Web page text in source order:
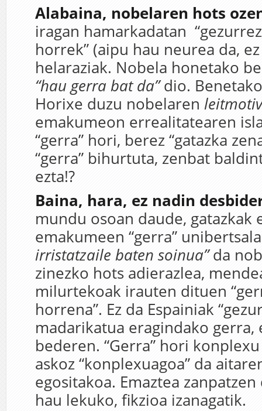
Alabaina, nobelaren hots
iragan hamarkadatan
horrek” (aipu hau neurea da,
helaraziak. Nobela honetako
“hau gerra bat da”dio.
Horixe duzu nobelaren
emakumeon errealitatearen
“gerra” hori, berez “gatazka
“gerra” bihurtuta, zenbat
ezta!?
Baina, hara, ez nadin
mundu osoan daude, gatazkak
emakumeen “gerra”
irristatzaile baten soinua”da
zinezko hots adierazlea,
milurtekoak irauten dituen
horrena”. Ez da Espainiak
madarikatua eragindako gerra,
bederen. “Gerra” hori
askoz “konplexuagoa” da
egositakoa. Emaztea
hau lekuko, fikzioa izanagatik.